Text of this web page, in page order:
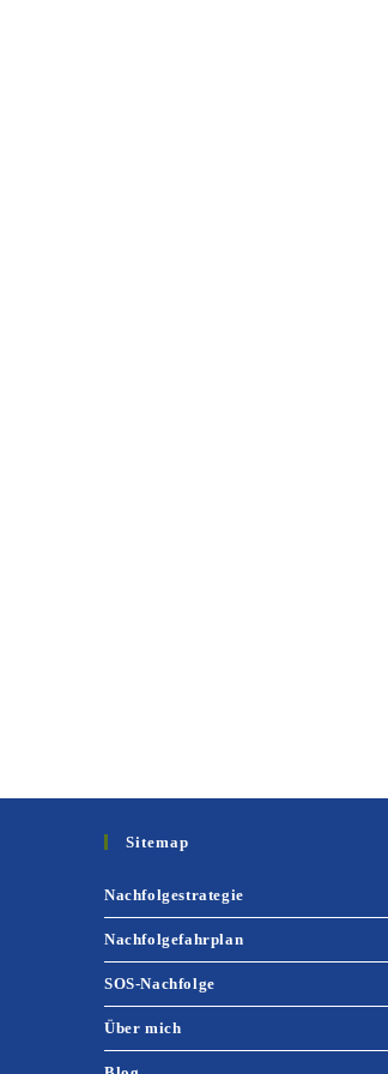
Sitemap
Nachfolgestrategie
Nachfolgefahrplan
SOS-Nachfolge
Über mich